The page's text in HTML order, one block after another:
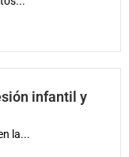
infantil y
la...